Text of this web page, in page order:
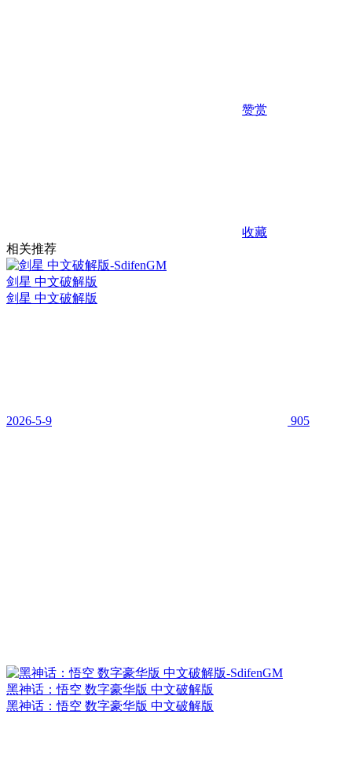
赞赏
收藏
相关推荐
剑星 中文破解版
剑星 中文破解版
2026-5-9 905
黑神话：悟空 数字豪华版 中文破解版
黑神话：悟空 数字豪华版 中文破解版